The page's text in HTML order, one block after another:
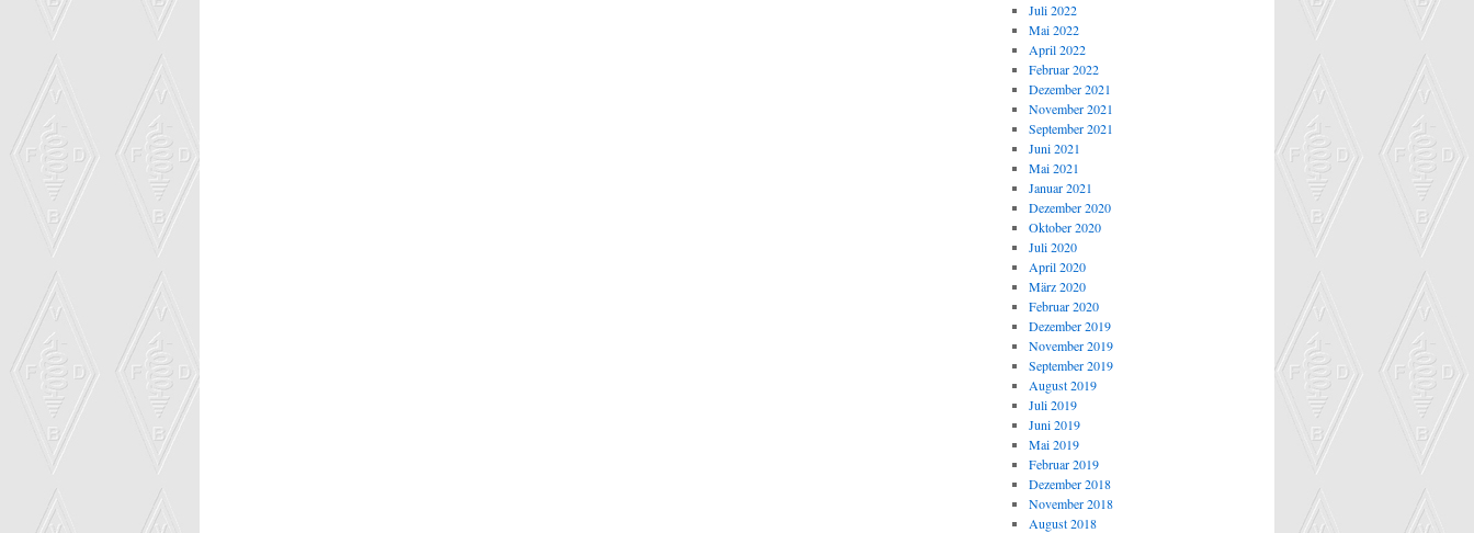
Juli 2022
Mai 2022
April 2022
Februar 2022
Dezember 2021
November 2021
September 2021
Juni 2021
Mai 2021
Januar 2021
Dezember 2020
Oktober 2020
Juli 2020
April 2020
März 2020
Februar 2020
Dezember 2019
November 2019
September 2019
August 2019
Juli 2019
Juni 2019
Mai 2019
Februar 2019
Dezember 2018
November 2018
August 2018